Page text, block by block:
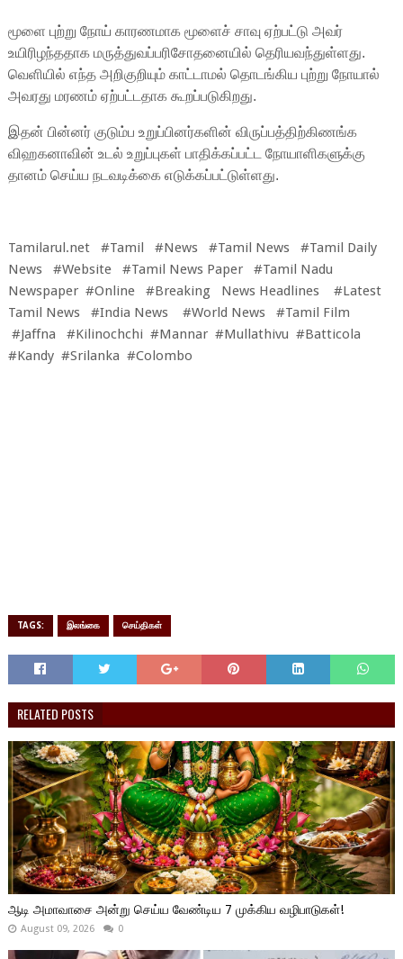
மூளை புற்று நோய் காரணமாக மூளைச் சாவு ஏற்பட்டு அவர்
உயிரிழந்ததாக மருத்துவப்பரிசோதனையில் தெரியவந்துள்ளது.
வெளியில் எந்த அறிகுறியும் காட்டாமல் தொடங்கிய புற்று நோயால்
அவரது மரணம் ஏற்பட்டதாக கூறப்படுகிறது.
இதன் பின்னர் குடும்ப உறுப்பினர்களின் விருப்பத்திற்கிணங்க
விஹகனாவின் உடல் உறுப்புகள் பாதிக்கப்பட்ட நோயாளிகளுக்கு
தானம் செய்ய நடவடிக்கை எடுக்கப்பட்டுள்ளது.
Tamilarul.net #Tamil #News #Tamil News #Tamil Daily
News #Website #Tamil News Paper #Tamil Nadu
Newspaper #Online #Breaking News Headlines #Latest
Tamil News #India News #World News #Tamil Film
#Jaffna #Kilinochchi #Mannar #Mullathivu #Batticola
#Kandy #Srilanka #Colombo
TAGS: இலங்கை செய்திகள்
RELATED POSTS
ஆடி அமாவாசை அன்று செய்ய வேண்டிய 7 முக்கிய வழிபாடுகள்!
August 09, 2026 0